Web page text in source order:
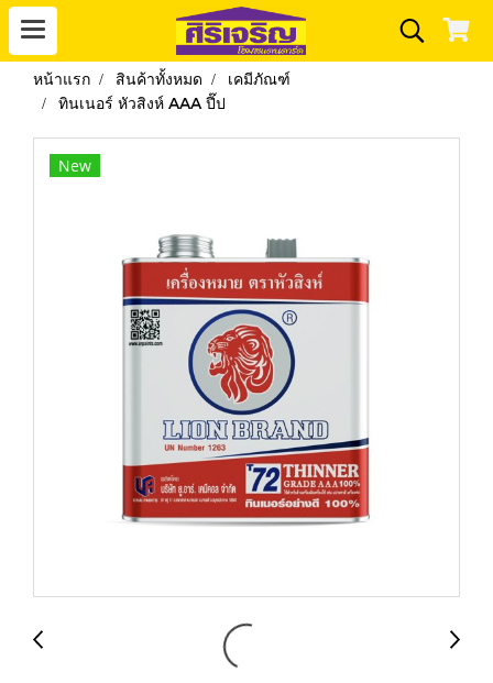
หน้าแรก สินค้าทั้งหมด
เคมีภัณฑ์
ทินเนอร์ หัวสิงห์ AAA ปี๊ป
New